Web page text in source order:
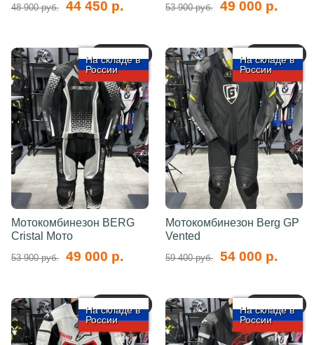
48 900 руб. 44 450 р. 53 900 руб. 49 000 р.
На складе в
России
Мотокомбинезон BERG
Cristal Мото
53 900 руб. 49 000 р.
На складе в
России
Мотокомбинезон Berg GP
Vented
59 400 руб. 54 000 р.
На складе в
России
На складе в
России